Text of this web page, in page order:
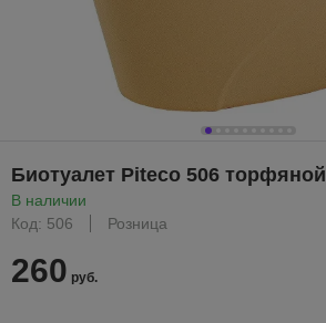
Биотуалет Piteco 506 торфяной
В наличии
Код: 506
Розница
260 руб.